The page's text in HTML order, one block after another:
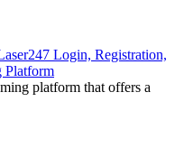
Login, Registration,
Platform
platform that offers a